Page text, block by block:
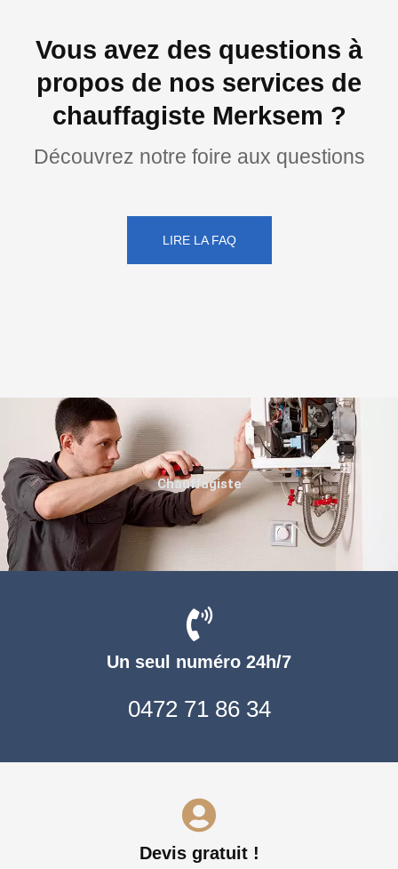
Vous avez des questions à
propos de nos services de
chauffagiste Merksem ?
Découvrez notre foire aux questions
LIRE LA FAQ
Un seul numéro 24h/7
0472 71 86 34
Devis gratuit !
Chauffagiste